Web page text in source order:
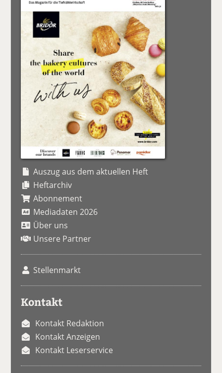
Auszug aus dem aktuellen Heft
Heftarchiv
Abonnement
Mediadaten 2026
Über uns
Unsere Partner
Stellenmarkt
Kontakt
Kontakt Redaktion
Kontakt Anzeigen
Kontakt Leserservice